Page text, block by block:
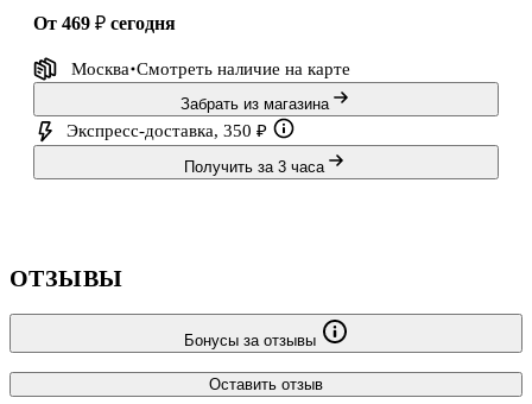
от 469 ₽ сегодня
Москва Смотреть наличие на карте
Забрать из магазина
Экспресс-доставка, 350 ₽
Получить за 3 часа
ОТЗЫВЫ
Бонусы за отзывы
Оставить отзыв